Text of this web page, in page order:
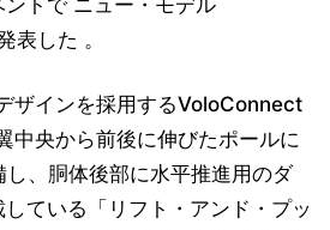
トで ニュー・モデル
表した 。
ザインを採用するVoloConnect
中央から前後に伸びたポールに
、胴体後部に水平推進用のダ
ている「リフト・アンド・プッ